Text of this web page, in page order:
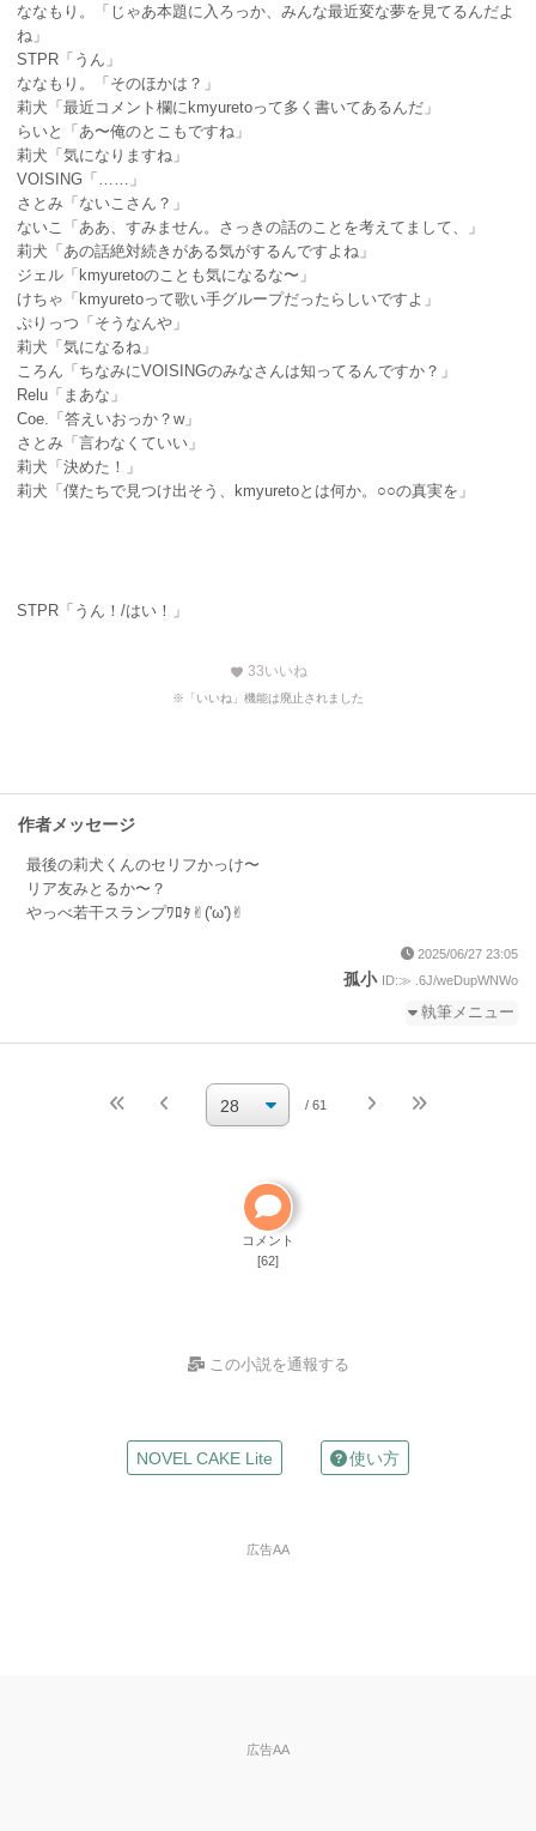
ななもり。「じゃあ本題に入ろっか、みんな最近変な夢を見てるんだよ
ね」
STPR「うん」
ななもり。「そのほかは？」
莉犬「最近コメント欄にkmyuretoって多く書いてあるんだ」
らいと「あ〜俺のとこもですね」
莉犬「気になりますね」
VOISING「……」
さとみ「ないこさん？」
ないこ「ああ、すみません。さっきの話のことを考えてまして、」
莉犬「あの話絶対続きがある気がするんですよね」
ジェル「kmyuretoのことも気になるな〜」
けちゃ「kmyuretoって歌い手グループだったらしいですよ」
ぷりっつ「そうなんや」
莉犬「気になるね」
ころん「ちなみにVOISINGのみなさんは知ってるんですか？」
Relu「まあな」
Coe.「答えいおっか？w」
さとみ「言わなくていい」
莉犬「決めた！」
莉犬「僕たちで見つけ出そう、kmyuretoとは何か。○○の真実を」
STPR「うん！/はい！」
favorite 33いいね
※「いいね」機能は廃止されました
作者メッセージ
最後の莉犬くんのセリフかっけ〜
リア友みとるか〜？
やっべ若干スランプﾜﾛﾀ✌︎('ω')✌︎
2025/06/27 23:05
孤小 ID:≫ .6J/weDupWNWo
執筆メニュー
続きを執筆
/ 61
コメント
[62]
この小説を通報する
※入力した場合は確認メールが自動返信されます
NOVEL CAKE Lite 使い方
広告AA
広告AA